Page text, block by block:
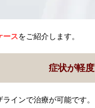
ースをご紹介します。
症状が軽度
インで治療が可能です。